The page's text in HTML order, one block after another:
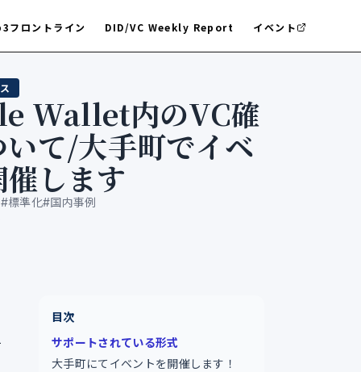
フロントライン DID/VC Weekly Report イベント
Wallet内のVC確
て/大手町でイベ
します
#標準化#国内事例
目次
サポートされている形式
大手町にてイベントを開催します！